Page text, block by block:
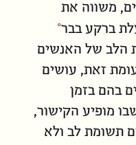
משווה את
ברקע בבר
הלב של האנשים
זאת, עושים
בהם בזמן
מופיע הקישור,
תשומת לב ולא